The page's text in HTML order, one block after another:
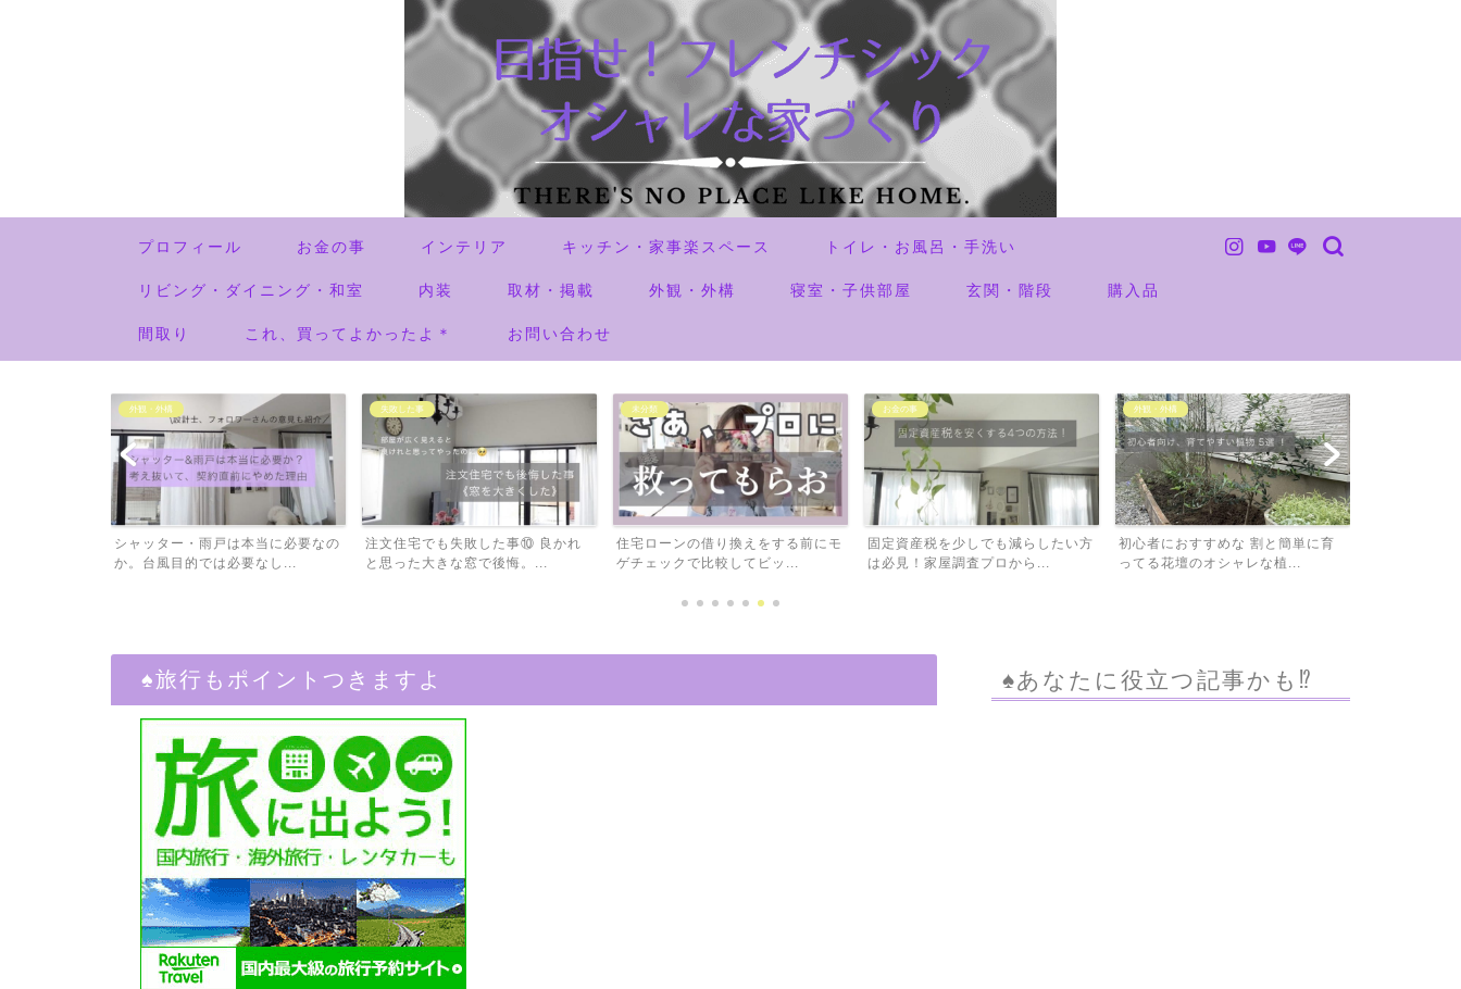
プロフィール お金の事 インテリア キッチン・家事楽スペース トイレ・お風呂・手洗い
リビング・ダイニング・和室 内装 取材・掲載 外観・外構 寝室・子供部屋 玄関・階段 購入品
間取り これ、買ってよかったよ＊ お問い合わせ
失敗した事
注文住宅でも失敗した事⑩ 良かれ
と思った大きな窓で後悔。...
未分類
住宅ローンの借り換えをする前にモ
ゲチェックで比較してビッ...
お金の事
固定資産税を少しでも減らしたい方
は必見！家屋調査プロから...
外観・外構
初心者におすすめな 割と簡単に育
ってる花壇のオシャレな植...
外観・外構
88万円で外構工事完了！予算100万
で残り12万、安くす...
♠︎旅行もポイントつきますよ ♠︎あなたに役立つ記事かも⁉︎